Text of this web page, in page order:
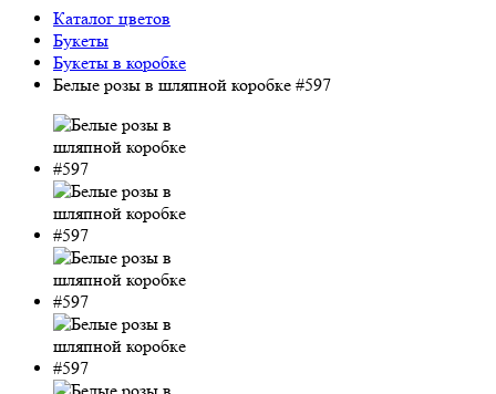
Каталог цветов
Букеты
Букеты в коробке
Белые розы в шляпной коробке #597